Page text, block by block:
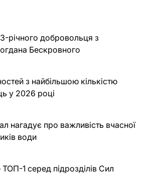
річного добровольця з
Бескровного
з найбільшою кількістю
у 2026 році
нагадує про важливість вчасної
води
1 серед підрозділів Сил